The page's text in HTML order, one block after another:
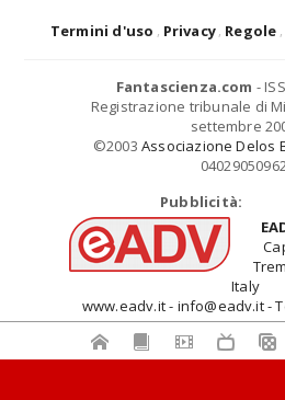
Termini d'uso Privacy Regole
Fantascienza.com -
Registrazione tribunale di
settembre
©2003 Associazione Delos
Pubblicità:
Italy
www.eadv.it - info@eadv.it -